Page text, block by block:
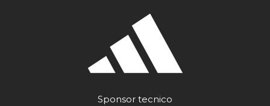
Sponsor tecnico